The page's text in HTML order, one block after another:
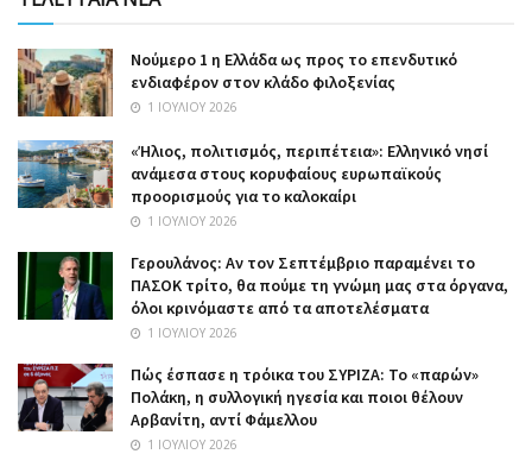
Nούμερο 1 η Ελλάδα ως προς το επενδυτικό
ενδιαφέρον στον κλάδο φιλοξενίας
1 ΙΟΥΛΊΟΥ 2026
«Ήλιος, πολιτισμός, περιπέτεια»: Ελληνικό νησί
ανάμεσα στους κορυφαίους ευρωπαϊκούς
προορισμούς για το καλοκαίρι
1 ΙΟΥΛΊΟΥ 2026
Γερουλάνος: Αν τον Σεπτέμβριο παραμένει το
ΠΑΣΟΚ τρίτο, θα πούμε τη γνώμη μας στα όργανα,
όλοι κρινόμαστε από τα αποτελέσματα
1 ΙΟΥΛΊΟΥ 2026
Πώς έσπασε η τρόικα του ΣΥΡΙΖΑ: Το «παρών»
Πολάκη, η συλλογική ηγεσία και ποιοι θέλουν
Αρβανίτη, αντί Φάμελλου
1 ΙΟΥΛΊΟΥ 2026